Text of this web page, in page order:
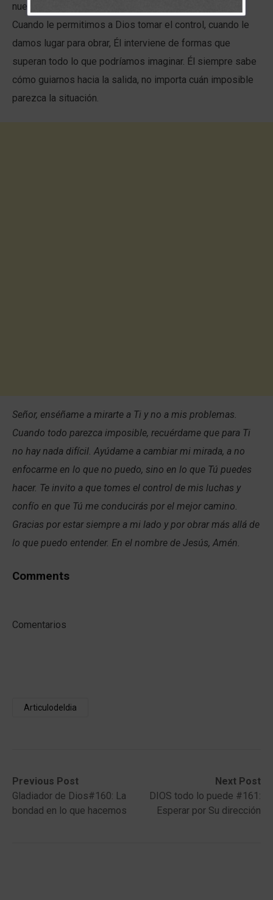
nuestros problemas y volver nuestros ojos al Señor.
Cuando le permitimos a Dios tomar el control, cuando le
damos lugar para obrar, Él interviene de formas que
superan todo lo que podríamos imaginar. Él siempre sabe
cómo guiarnos hacia la salida, no importa cuán imposible
parezca la situación.
Señor, enséñame a mirarte a Ti y no a mis problemas.
Cuando todo parezca imposible, recuérdame que para Ti
no hay nada difícil. Ayúdame a cambiar mi mirada, a no
enfocarme en lo que no puedo, sino en lo que Tú puedes
hacer. Te invito a que tomes el control de mis luchas y
confío en que Tú me conducirás por el mejor camino.
Gracias por estar siempre a mi lado y por obrar más allá de
lo que puedo entender. En el nombre de Jesús, Amén.
Comments
Comentarios
Articulodeldia
Post
navigation
Previous Post
Previous
post:Gladiador de Dios#160: La
bondad en lo que hacemos
Next Post
Next
post:
DIOS todo lo puede #161:
Esperar por Su dirección